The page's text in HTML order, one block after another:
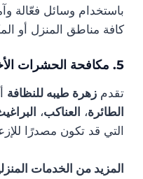
باستخدام وسائل فعّالة
كافة مناطق المنزل أو
5. مكافحة الحشرات الأخرى
تقدم زهرة طيبه للنظافة
الطائرة، العناكب،
التي قد تكون مصدرًا
المزيد من الخدمات